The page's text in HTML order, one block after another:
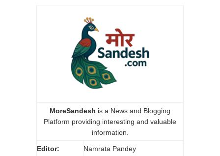
MoreSandesh is a News and Blogging
Platform providing interesting and valuable
information.
Editor: Namrata Pandey